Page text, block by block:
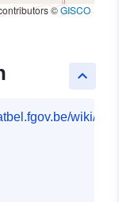
©GISCO
keyboard_arrow_up
wiki/